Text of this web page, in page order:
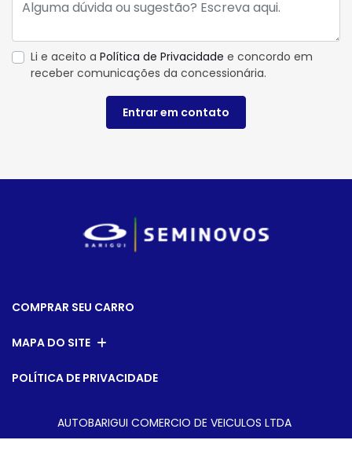
Li e aceito a Política de Privacidade e concordo em
receber comunicações da concessionária.
Entrar em contato
COMPRAR SEU CARRO
MAPA DO SITE
POLÍTICA DE PRIVACIDADE
AUTOBARIGUI COMERCIO DE VEICULOS LTDA